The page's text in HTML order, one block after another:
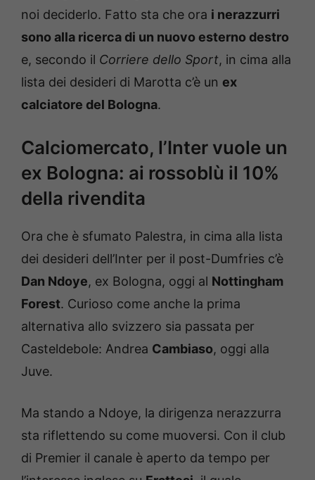
noi deciderlo. Fatto sta che ora i nerazzurri
sono alla ricerca di un nuovo esterno destro
e, secondo il Corriere dello Sport, in cima alla
lista dei desideri di Marotta c’è un ex
calciatore del Bologna.
Calciomercato, l’Inter vuole un
ex Bologna: ai rossoblù il 10%
della rivendita
Ora che è sfumato Palestra, in cima alla lista
dei desideri dell’Inter per il post-Dumfries c’è
Dan Ndoye, ex Bologna, oggi al Nottingham
Forest. Curioso come anche la prima
alternativa allo svizzero sia passata per
Casteldebole: Andrea Cambiaso, oggi alla
Juve.
Ma stando a Ndoye, la dirigenza nerazzurra
sta riflettendo su come muoversi. Con il club
di Premier il canale è aperto da tempo per